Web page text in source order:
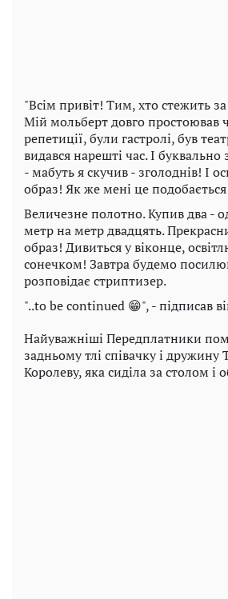
"Всім привіт! Тим, хто стежить
Мій мольберт довго простоював
репетиції, були гастролі, був
видався нарешті час. І
- мабуть я скучив - зголоднів! І
образ! Як же мені це
Величезне полотно. Купив два -
метр на метр двадцять.
образ! Дивиться у віконце,
сонечком! Завтра будемо
розповідає стриптизер.
"..to be continued 😁", - підписав
Найуважніші Передплатники
задньому тлі співачку і
Королеву, яка сиділа за столом і